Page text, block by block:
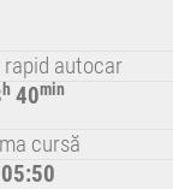
rapid autocar
h 40min
cursă
05:50